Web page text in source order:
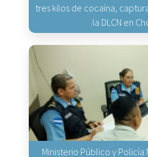
tres kilos de cocaína,
la DLCN en
Ministerio Público y